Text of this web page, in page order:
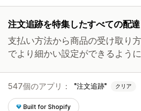
注文追跡を特集したすべての配
支払い方法から商品の受け取り
でより細かい設定ができるように
547個のアプリ： 注文追跡 クリア
Built for Shopify